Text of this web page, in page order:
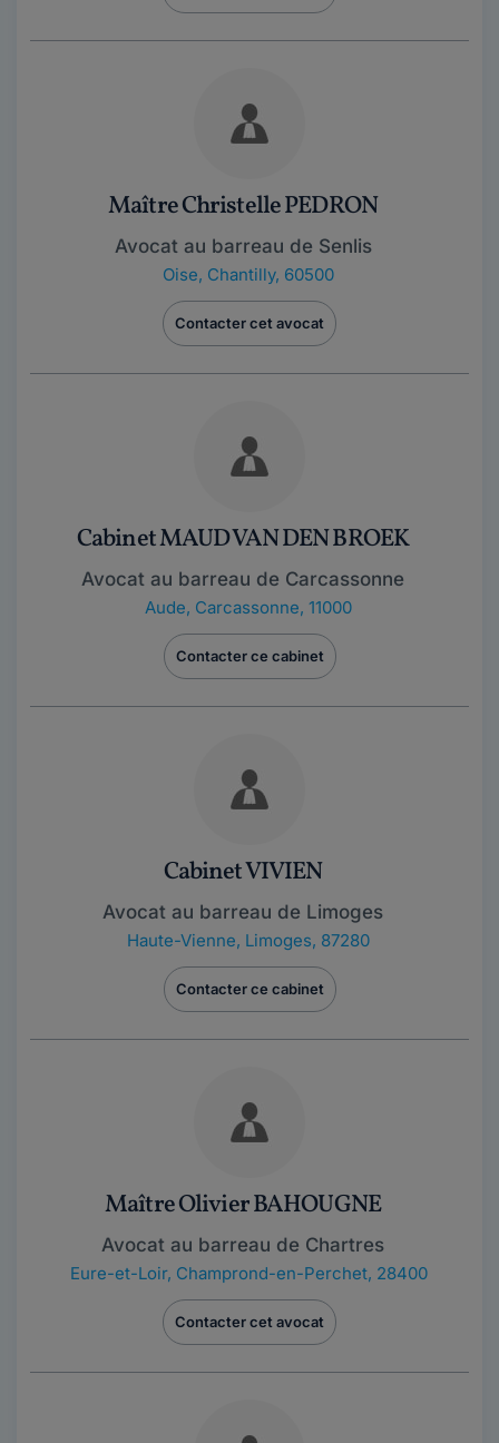
Maître Christelle PEDRON
Avocat au barreau de Senlis
Oise, Chantilly, 60500
Contacter cet avocat
Cabinet MAUD VAN DEN BROEK
Avocat au barreau de Carcassonne
Aude, Carcassonne, 11000
Contacter ce cabinet
Cabinet VIVIEN
Avocat au barreau de Limoges
Haute-Vienne, Limoges, 87280
Contacter ce cabinet
Maître Olivier BAHOUGNE
Avocat au barreau de Chartres
Eure-et-Loir, Champrond-en-Perchet, 28400
Contacter cet avocat